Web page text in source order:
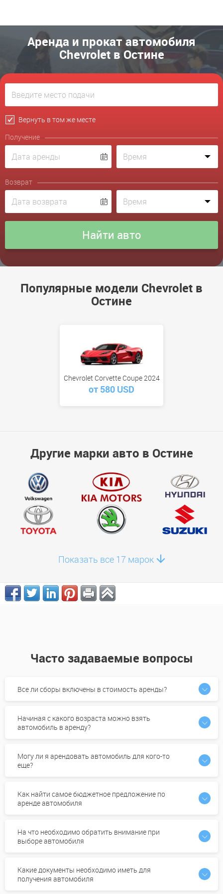
Аренда и прокат автомобиля
Chevrolet в Остине
Вернуть в том же месте
Получение
Возврат
Популярные модели Chevrolet в
Остине
Chevrolet Corvette Coupe 2024
от 580 USD
Другие марки авто в Остине
Показать все 17 марок
Часто задаваемые вопросы
Все ли сборы включены в стоимость аренды?
Начиная с какого возраста можно взять
автомобиль в аренду?
Могу ли я арендовать автомобиль для кого-то
еще?
Как найти самое бюджетное предложение по
аренде автомобиля
На что необходимо обратить внимание при
выборе автомобиля
Какие документы необходимо иметь для
получения автомобиля